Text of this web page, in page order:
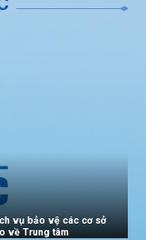
vụ bảo vệ các cơ sở
về Trung tâm